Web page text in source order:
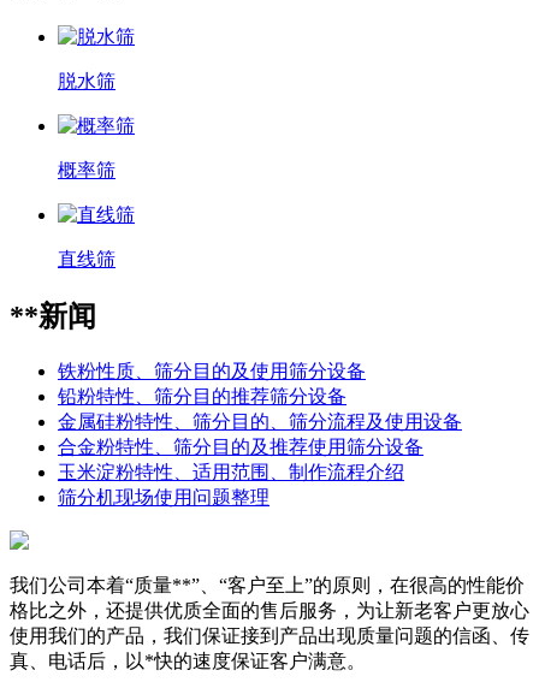
脱水筛
概率筛
直线筛
**新闻
铁粉性质、筛分目的及使用筛分设备
铅粉特性、筛分目的推荐筛分设备
金属硅粉特性、筛分目的、筛分流程及使用设备
合金粉特性、筛分目的及推荐使用筛分设备
玉米淀粉特性、适用范围、制作流程介绍
筛分机现场使用问题整理
我们公司本着“质量**”、“客户至上”的原则，在很高的性能价
格比之外，还提供优质全面的售后服务，为让新老客户更放心
使用我们的产品，我们保证接到产品出现质量问题的信函、传
真、电话后，以*快的速度保证客户满意。